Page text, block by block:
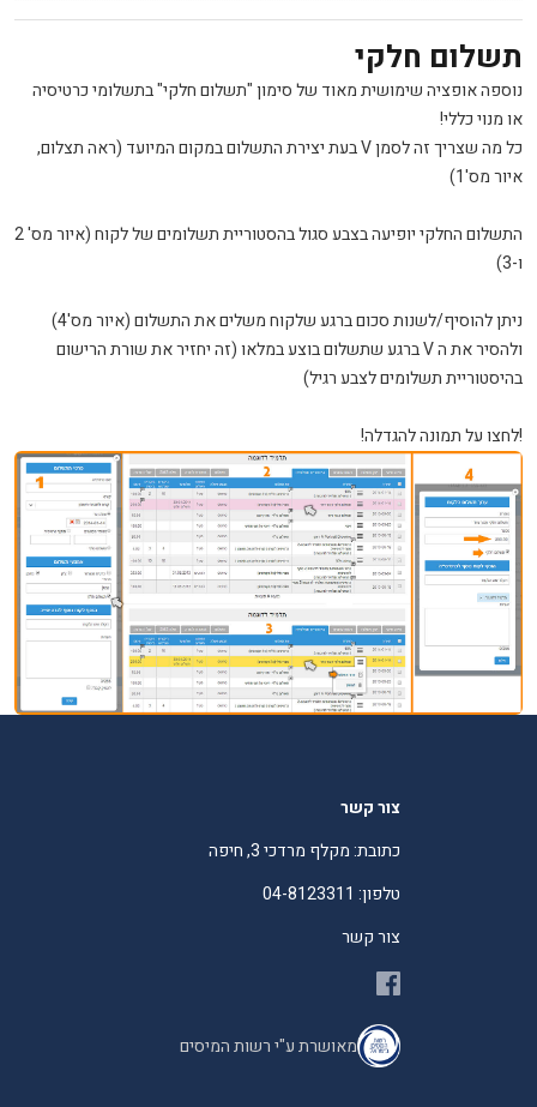
תשלום חלקי
נוספה אופציה שימושית מאוד של סימון "תשלום חלקי" בתשלומי כרטיסיה
או מנוי כללי!
כל מה שצריך זה לסמן V בעת יצירת התשלום במקום המיועד (ראה תצלום,
איור מס'1)
התשלום החלקי יופיעה בצבע סגול בהסטוריית תשלומים של לקוח (איור מס' 2
ו-3)
ניתן להוסיף/לשנות סכום ברגע שלקוח משלים את התשלום (איור מס'4)
ולהסיר את ה V ברגע שתשלום בוצע במלאו (זה יחזיר את שורת הרישום
בהיסטוריית תשלומים לצבע רגיל)
!לחצו על תמונה להגדלה!
צור קשר
כתובת: מקלף מרדכי 3, חיפה
טלפון: 04-8123311
צור קשר
מאושרת ע"י רשות המיסים